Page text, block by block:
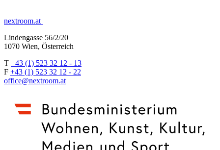
nextroom.at
Lindengasse 56/2/20
1070 Wien, Österreich
T +43 (1) 523 32 12 - 13
F +43 (1) 523 32 12 - 22
office@nextroom.at